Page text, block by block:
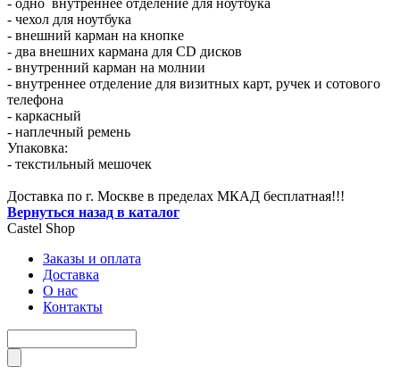
- одно внутреннее отделение для ноутбука
- чехол для ноутбука
- внешний карман на кнопке
- два внешних кармана для CD дисков
- внутренний карман на молнии
- внутреннее отделение для визитных карт, ручек и сотового
телефона
- каркасный
- наплечный ремень
Упаковка:
- текстильный мешочек
Доставка по г. Москве в пределах МКАД бесплатная!!!
Вернуться назад в каталог
Castel Shop
Заказы и оплата
Доставка
О нас
Контакты